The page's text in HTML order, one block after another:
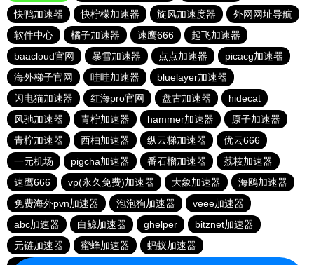
快鸭加速器
快柠檬加速器 旋风加速度器
外网网址导航
软件中心
橘子加速器 速鹰666
起飞加速器
baacloud官网
暴雪加速器 点点加速器
picacg加速器
海外梯子官网
哇哇加速器
bluelayer加速器
闪电猫加速器
红海pro官网 盘古加速器
hidecat
风驰加速器
青柠加速器 hammer加速器
原子加速器
青柠加速器
西柚加速器 纵云梯加速器
优云666
一元机场
pigcha加速器 番石榴加速器
荔枝加速器
速鹰666
vp(永久免费)加速器 大象加速器
海鸥加速器
免费海外pvn加速器
泡泡狗加速器
veee加速器
abc加速器
白鲸加速器 ghelper
bitznet加速器
元链加速器
蜜蜂加速器
蚂蚁加速器